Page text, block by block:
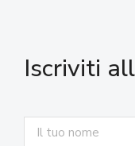
Iscriviti